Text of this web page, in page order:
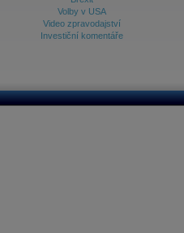
Volby v USA
Video zpravodajství
Investiční komentáře